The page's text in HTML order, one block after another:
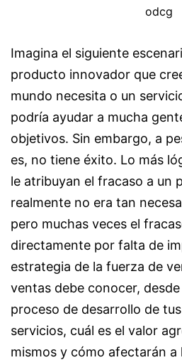
odcg
Imagina el siguiente
producto innovador que
mundo necesita o un
podría ayudar a mucha
objetivos. Sin embargo, a
es, no tiene éxito. Lo más
le atribuyan el fracaso a un
realmente no era tan
pero muchas veces el
directamente por falta de
estrategia de la fuerza de
ventas debe conocer,
proceso de desarrollo de
servicios, cuál es el valor
mismos y cómo afectarán a